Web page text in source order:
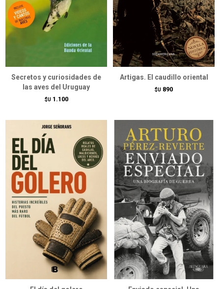
Secretos y curiosidades de
las aves del Uruguay
$U 1.100
Artigas. El caudillo oriental
$U 890